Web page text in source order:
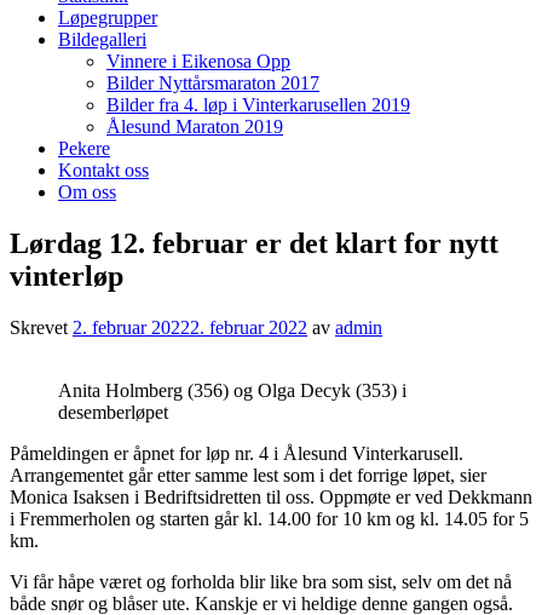
Løpegrupper
Bildegalleri
Vinnere i Eikenosa Opp
Bilder Nyttårsmaraton 2017
Bilder fra 4. løp i Vinterkarusellen 2019
Ålesund Maraton 2019
Pekere
Kontakt oss
Om oss
Lørdag 12. februar er det klart for nytt
vinterløp
Skrevet 2. februar 20222. februar 2022 av admin
Anita Holmberg (356) og Olga Decyk (353) i
desemberløpet
Påmeldingen er åpnet for løp nr. 4 i Ålesund Vinterkarusell.
Arrangementet går etter samme lest som i det forrige løpet, sier
Monica Isaksen i Bedriftsidretten til oss. Oppmøte er ved Dekkmann
i Fremmerholen og starten går kl. 14.00 for 10 km og kl. 14.05 for 5
km.
Vi får håpe været og forholda blir like bra som sist, selv om det nå
både snør og blåser ute. Kanskje er vi heldige denne gangen også.